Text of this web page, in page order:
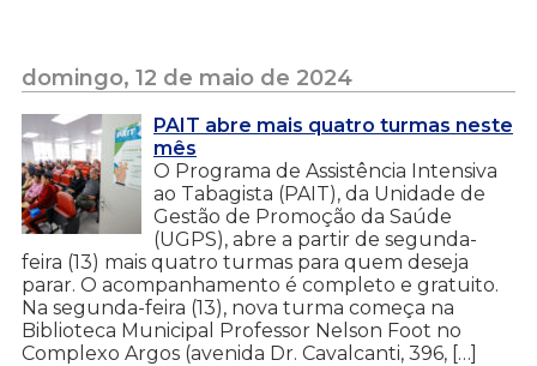
domingo, 12 de maio de 2024
PAIT abre mais quatro turmas neste
mês
O Programa de Assistência Intensiva
ao Tabagista (PAIT), da Unidade de
Gestão de Promoção da Saúde
(UGPS), abre a partir de segunda-
feira (13) mais quatro turmas para quem deseja
parar. O acompanhamento é completo e gratuito.
Na segunda-feira (13), nova turma começa na
Biblioteca Municipal Professor Nelson Foot no
Complexo Argos (avenida Dr. Cavalcanti, 396, […]